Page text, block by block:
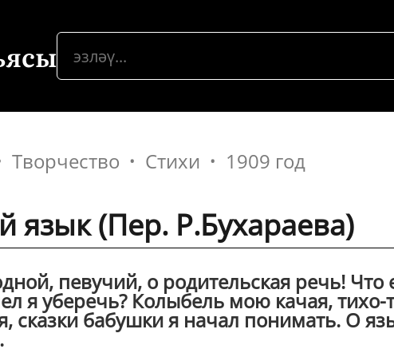
Творчество Стихи 1909 год
язык (Пер. Р.Бухараева)
певучий, о родительская речь! Что
я уберечь? Колыбель мою качая, тихо-
сказки бабушки я начал понимать. О